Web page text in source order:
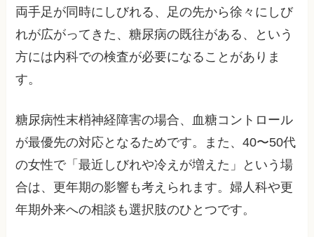
両手足が同時にしびれる、足の先から徐々にしび
れが広がってきた、糖尿病の既往がある、という
方には内科での検査が必要になることがありま
す。
糖尿病性末梢神経障害の場合、血糖コントロール
が最優先の対応となるためです。また、40〜50代
の女性で「最近しびれや冷えが増えた」という場
合は、更年期の影響も考えられます。婦人科や更
年期外来への相談も選択肢のひとつです。